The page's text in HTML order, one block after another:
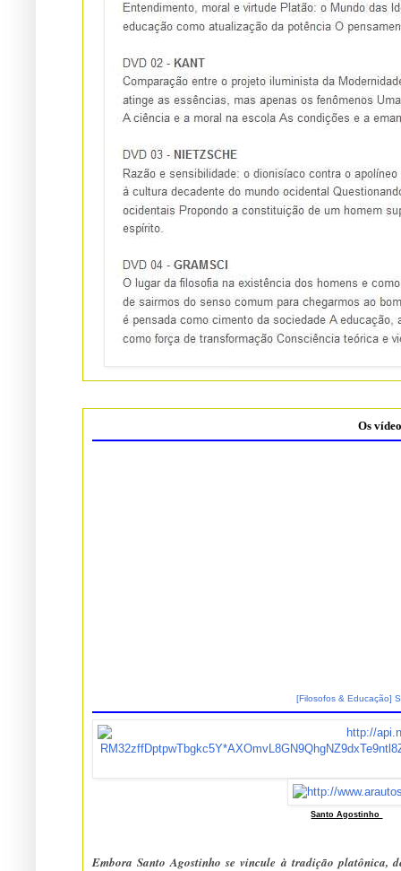
Os
[Filosofos & Educação]
Santo Agostinho
Embora Santo Agostinho se vincule à tradição platônica, de caráter idealista, e Santo Tomás de Aquino retome à